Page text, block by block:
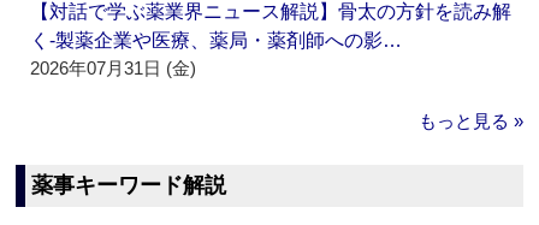
【対話で学ぶ薬業界ニュース解説】骨太の方針を読み解
く‐製薬企業や医療、薬局・薬剤師への影…
2026年07月31日 (金)
もっと見る »
薬事キーワード解説